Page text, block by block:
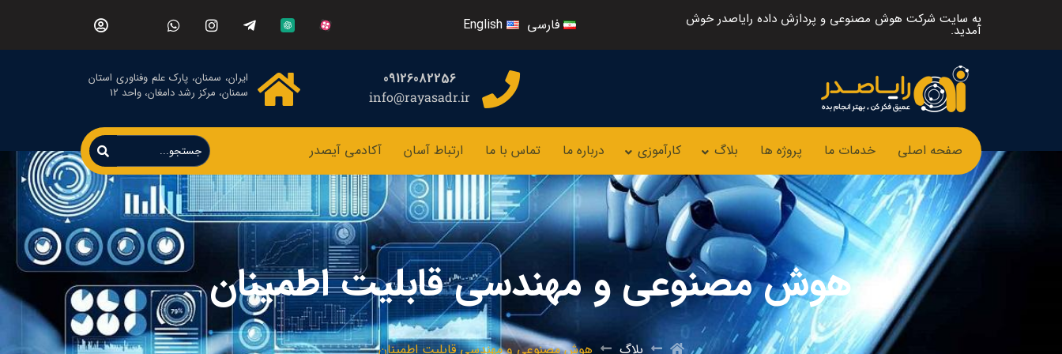
به سایت شرکت هوش مصنوعی و پردازش داده رایاصدر خوش
آمدید. فارسی English
09126082256
info@rayasadr.ir
ایران، سمنان، پارک علم وفناوری استان
سمنان، مرکز رشد دامغان، واحد 12
صفحه اصلی خدمات ما پروژه ها بلاگ کارآموزی درباره ما تماس با ما ارتباط آسان آکادمی آیصدر
هوش مصنوعی و مهندسی قابلیت اطمینان
بلاگ هوش مصنوعی و مهندسی قابلیت اطمینان